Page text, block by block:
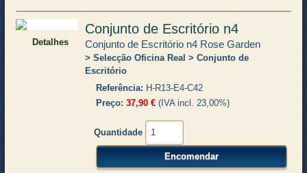
Detalhes
Conjunto de Escritório n4
Conjunto de Escritório n4 Rose Garden
Selecção Oficina Real
Conjunto de
Escritório
Referência
H-R13-E4-C42
Preço 37,90 €(IVA incl. 23,00%)
Quantidade